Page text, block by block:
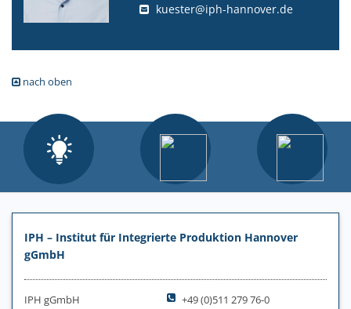
kuester@iph-hannover.de
nach oben
IPH – Institut für Integrierte Produktion Hannover
gGmbH
IPH gGmbH
+49 (0)511 279 76-0